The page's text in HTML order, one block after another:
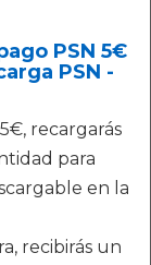
PSN 5€
PSN -
recargarás
para
en la
recibirás un